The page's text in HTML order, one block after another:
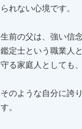
られない心境です。
生前の父は、強い信
鑑定士という職業人
守る家庭人としても
そのような自分に誇
す。